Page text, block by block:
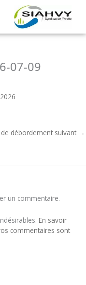
07-09
débordement suivant →
un commentaire.
En savoir
commentaires sont